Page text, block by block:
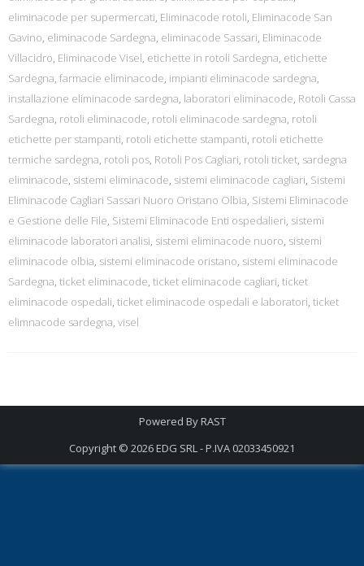
eliminacode per supermercati, Eliminacode rotoli, Eliminacode San
Gavino, eliminacode Sardegna, eliminacode Sassari, Eliminacode
Villacidro, Eliminacode Visel, etichette in rotoli Sardegna, etichette
Sardegna, farmacie eliminacode, impianti eliminacode sardegna,
installazione eliminacode sardegna, laboratori eliminacode, Rotoli Cassa
Sardegna, rotoli eliminacode, rotoli eliminacode sardegna, rotoli
etichette per stampanti, rotoli etichette stampanti, rotoli etichette
termiche sardegna, rotoli pos, Rotoli Pos Cagliari, rotoli ticket, sardegna
eliminacode, sistemi eliminacode, sistemi eliminacode cagliari, Sistemi
Eliminacode Cagliari Sassari Nuoro Oristano Olbia, Sistemi Eliminacode
e Gestione delle File, Sistemi Eliminacode Enti ospedalieri, sistemi
eliminacode laboratori analisi, sistemi eliminacode nuoro, sistemi
eliminacode olbia, sistemi eliminacode oristano, sistemi eliminacode
Sardegna, ticket eliminacode, ticket eliminacode cagliari, ticket
eliminacode ospedali, ticket eliminacode ospedali e laboratori, ticket
elimnacode sardegna, visel
Powered ByRAST
Copyright © 2026EDG SRL - P.IVA 02033450921